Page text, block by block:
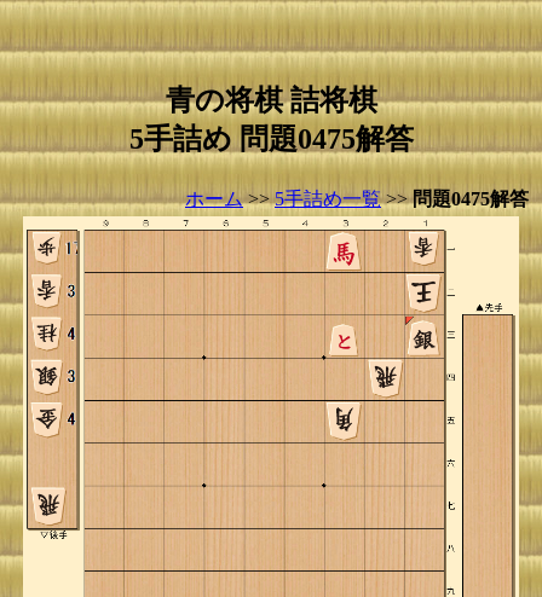
青の将棋 詰将棋
5手詰め 問題0475解答
ホーム>>5手詰め一覧>>問題0475解答